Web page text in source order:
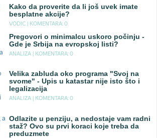
Kako da proverite da li još uvek imate
besplatne akcije?
VODIC | KOMENTARA: 0
Pregovori o minimalcu uskoro počinju -
Gde je Srbija na evropskoj listi?
ANALIZA | KOMENTARA: 0
Velika zabluda oko programa "Svoj na
svome" - Upis u katastar nije isto što i
legalizacija
ANALIZA | KOMENTARA: 0
Odlazite u penziju, a nedostaje vam radni
staž? Ovo su prvi koraci koje treba da
preduzmete